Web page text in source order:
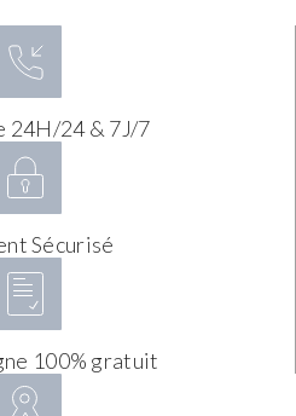
24H/24 & 7J/7
Sécurisé
100% gratuit